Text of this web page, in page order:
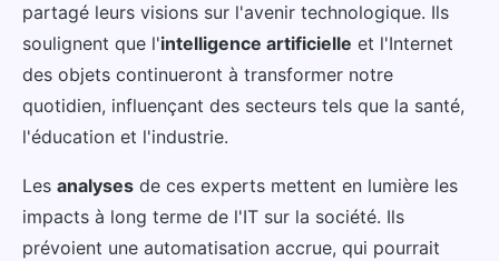
partagé leurs visions sur l'avenir technologique. Ils
soulignent que l'intelligence artificielle et l'Internet
des objets continueront à transformer notre
quotidien, influençant des secteurs tels que la santé,
l'éducation et l'industrie.
Les analyses de ces experts mettent en lumière les
impacts à long terme de l'IT sur la société. Ils
prévoient une automatisation accrue, qui pourrait